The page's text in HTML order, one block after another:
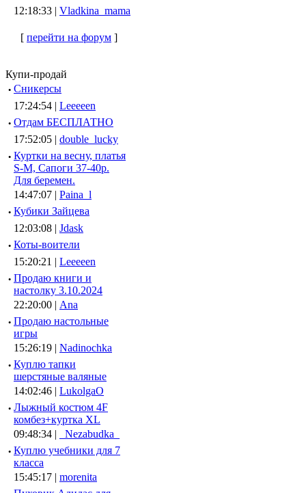
12:18:33 | Vladkina_mama
[ перейти на форум ]
Купи-продай
· Сникерсы
17:24:54 | Leeeeen
· Отдам БЕСПЛАТНО
17:52:05 | double_lucky
· Куртки на весну, платья
S-M, Сапоги 37-40р.
Для беремен.
14:47:07 | Paina_l
· Кубики Зайцева
12:03:08 | Jdask
· Коты-воители
15:20:21 | Leeeeen
· Продаю книги и
настолку 3.10.2024
22:20:00 | Ana
· Продаю настольные
игры
15:26:19 | Nadinochka
· Куплю тапки
шерстяные валяные
14:02:46 | LukolgaO
· Лыжный костюм 4F
комбез+куртка XL
09:48:34 |
_Nezabudka_
· Куплю учебники для 7
класса
15:45:17 | morenita